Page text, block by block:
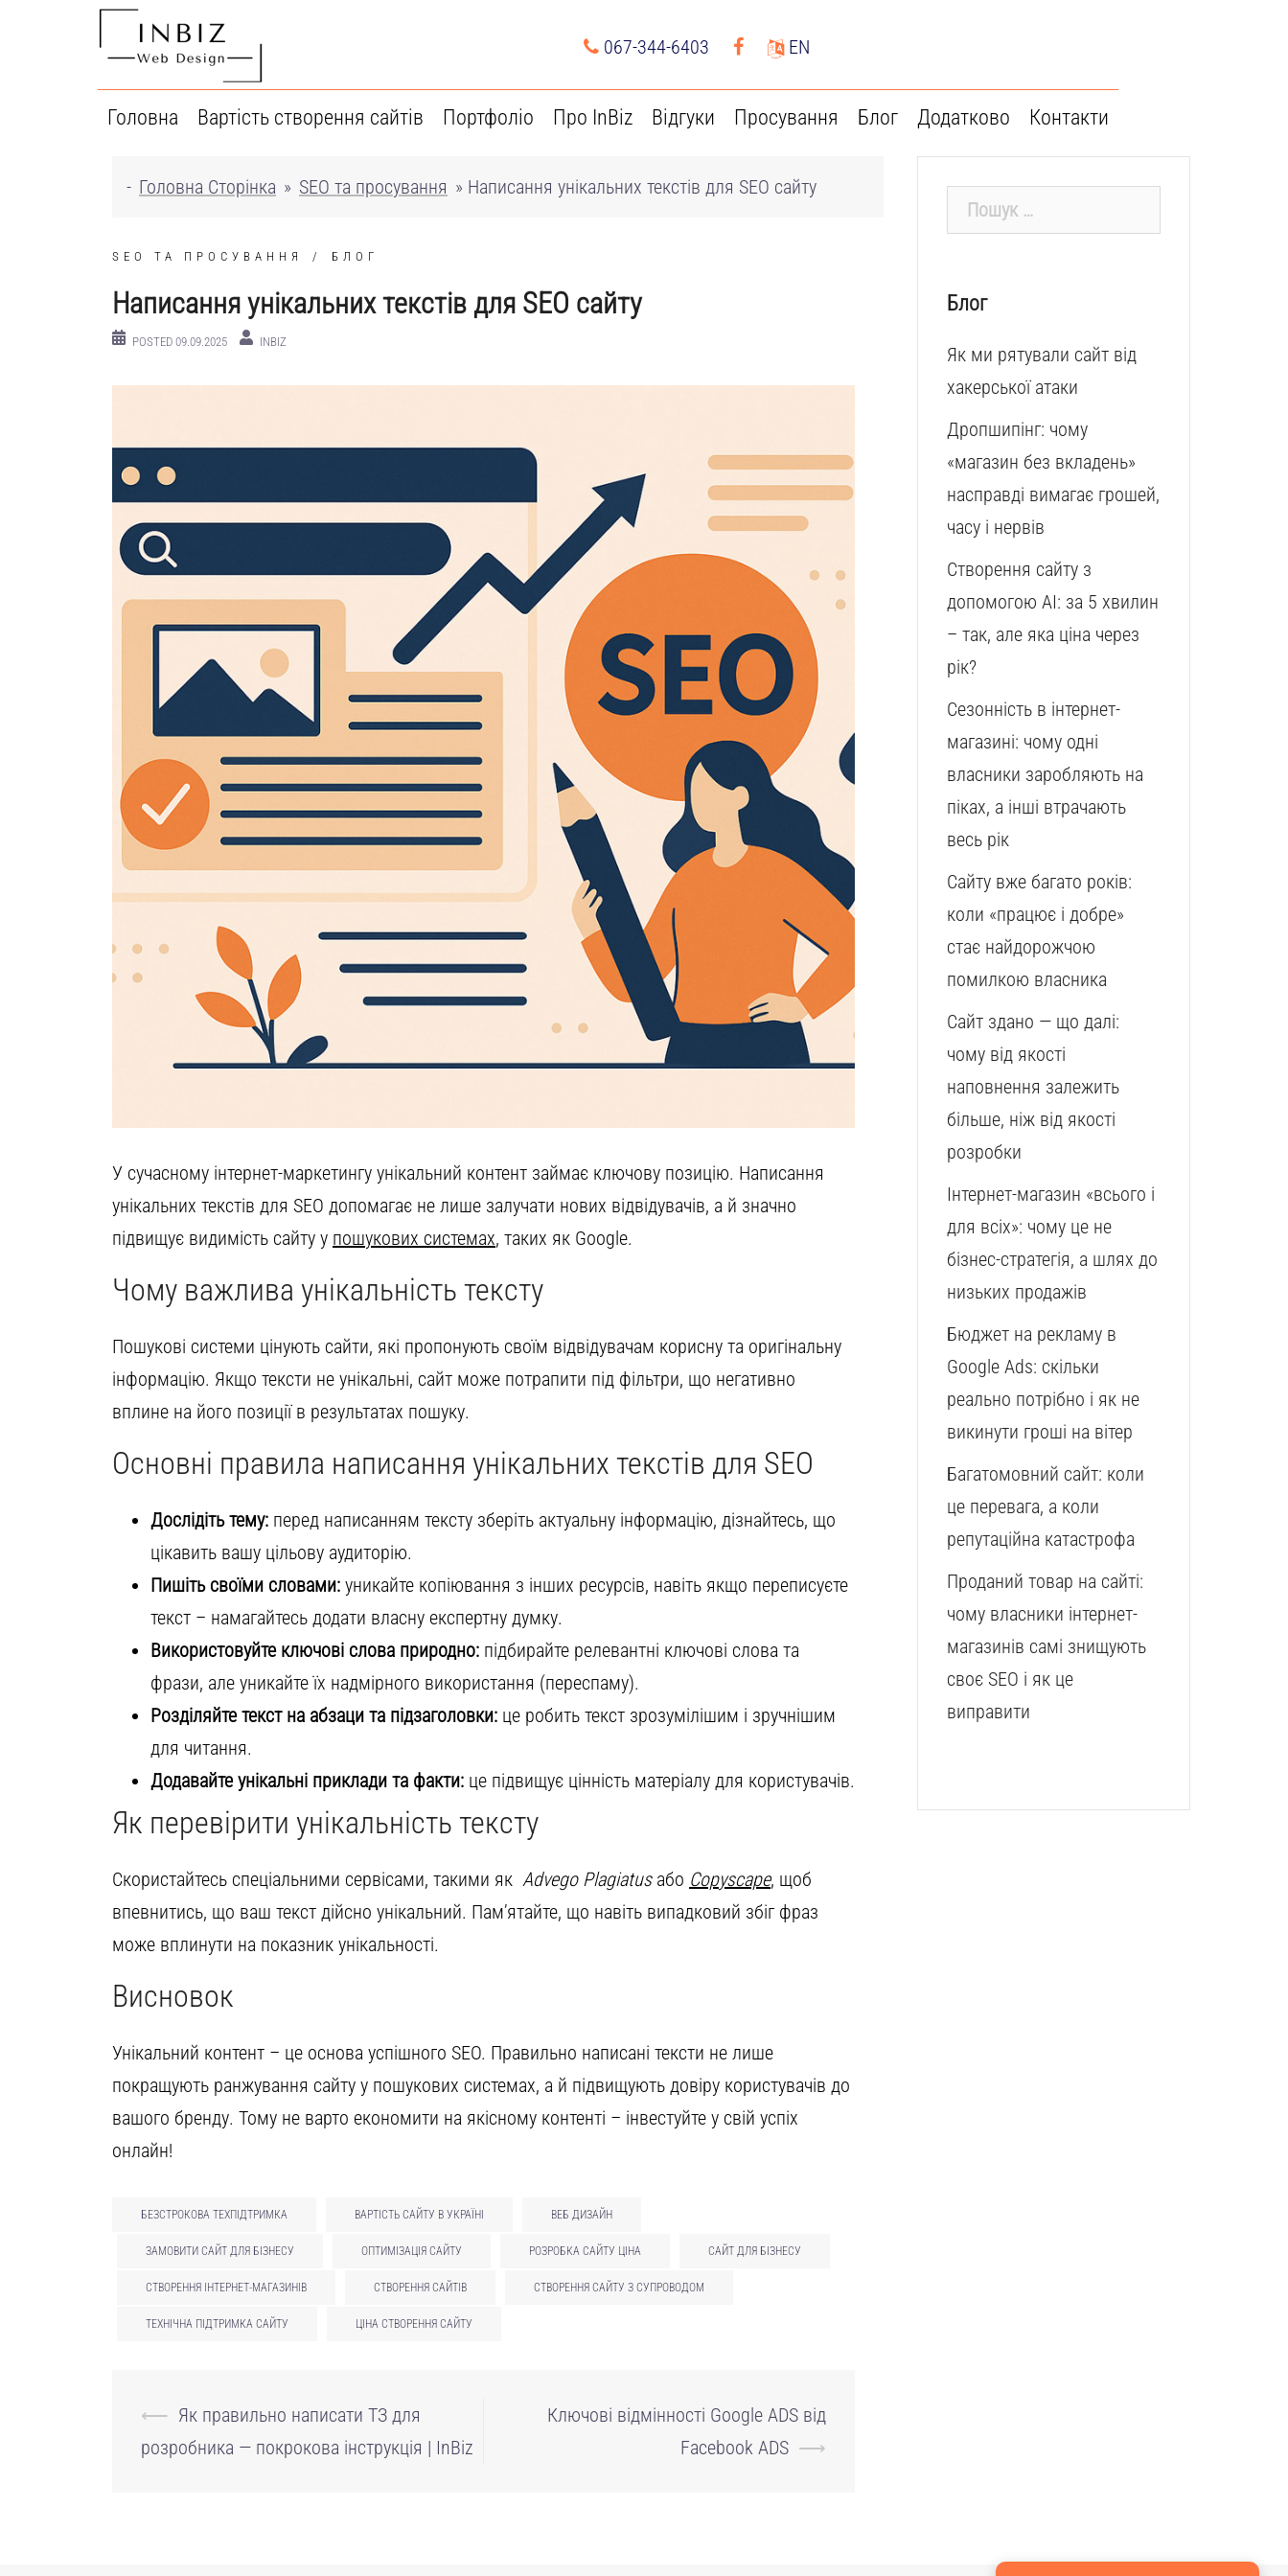
067-344-6403 EN
Головна Вартість створення сайтів Портфоліо Про InBiz Відгуки Просування Блог Додатково Контакти
- Головна Сторінка » SEO та просування » Написання унікальних текстів для SEO сайту
SEO ТА ПРОСУВАННЯ БЛОГ
Написання унікальних текстів для SEO сайту
POSTED 09.09.2025 INBIZ
У сучасному інтернет-маркетингу унікальний контент займає ключову позицію. Написання
унікальних текстів для SEO допомагає не лише залучати нових відвідувачів, а й значно
підвищує видимість сайту у пошукових системах, таких як Google.
Чому важлива унікальність тексту
Пошукові системи цінують сайти, які пропонують своїм відвідувачам корисну та оригінальну
інформацію. Якщо тексти не унікальні, сайт може потрапити під фільтри, що негативно
вплине на його позиції в результатах пошуку.
Основні правила написання унікальних текстів для SEO
Дослідіть тему: перед написанням тексту зберіть актуальну інформацію, дізнайтесь, що
цікавить вашу цільову аудиторію.
Пишіть своїми словами: уникайте копіювання з інших ресурсів, навіть якщо переписуєте
текст – намагайтесь додати власну експертну думку.
Використовуйте ключові слова природно: підбирайте релевантні ключові слова та
фрази, але уникайте їх надмірного використання (переспаму).
Розділяйте текст на абзаци та підзаголовки: це робить текст зрозумілішим і зручнішим
для читання.
Додавайте унікальні приклади та факти: це підвищує цінність матеріалу для користувачів.
Як перевірити унікальність тексту
Скористайтесь спеціальними сервісами, такими як Advego Plagiatusабо Copyscape, щоб
впевнитись, що ваш текст дійсно унікальний. Пам’ятайте, що навіть випадковий збіг фраз
може вплинути на показник унікальності.
Висновок
Унікальний контент – це основа успішного SEO. Правильно написані тексти не лише
покращують ранжування сайту у пошукових системах, а й підвищують довіру користувачів до
вашого бренду. Тому не варто економити на якісному контенті – інвестуйте у свій успіх
онлайн!
БЕЗСТРОКОВА ТЕХПІДТРИМКА ВАРТІСТЬ САЙТУ В УКРАЇНІ ВЕБ ДИЗАЙН
ЗАМОВИТИ САЙТ ДЛЯ БІЗНЕСУ ОПТИМІЗАЦІЯ САЙТУ РОЗРОБКА САЙТУ ЦІНА САЙТ ДЛЯ БІЗНЕСУ
СТВОРЕННЯ ІНТЕРНЕТ-МАГАЗИНІВ СТВОРЕННЯ САЙТІВ СТВОРЕННЯ САЙТУ З СУПРОВОДОМ
ТЕХНІЧНА ПІДТРИМКА САЙТУ ЦІНА СТВОРЕННЯ САЙТУ
Навігація
по
⟵ Як правильно написати ТЗ для
розробника — покрокова інструкція | InBiz
Ключові відмінності Google ADS від
Facebook ADS ⟶
Пошук:
Блог
Як ми рятували сайт від
хакерської атаки
Дропшипінг: чому
«магазин без вкладень»
насправді вимагає грошей,
часу і нервів
Створення сайту з
допомогою AI: за 5 хвилин
– так, але яка ціна через
рік?
Сезонність в інтернет-
магазині: чому одні
власники заробляють на
піках, а інші втрачають
весь рік
Сайту вже багато років:
коли «працює і добре»
стає найдорожчою
помилкою власника
Сайт здано — що далі:
чому від якості
наповнення залежить
більше, ніж від якості
розробки
Інтернет-магазин «всього і
для всіх»: чому це не
бізнес-стратегія, а шлях до
низьких продажів
Бюджет на рекламу в
Google Ads: скільки
реально потрібно і як не
викинути гроші на вітер
Багатомовний сайт: коли
це перевага, а коли
репутаційна катастрофа
Проданий товар на сайті:
чому власники інтернет-
магазинів самі знищують
своє SEO і як це
виправити